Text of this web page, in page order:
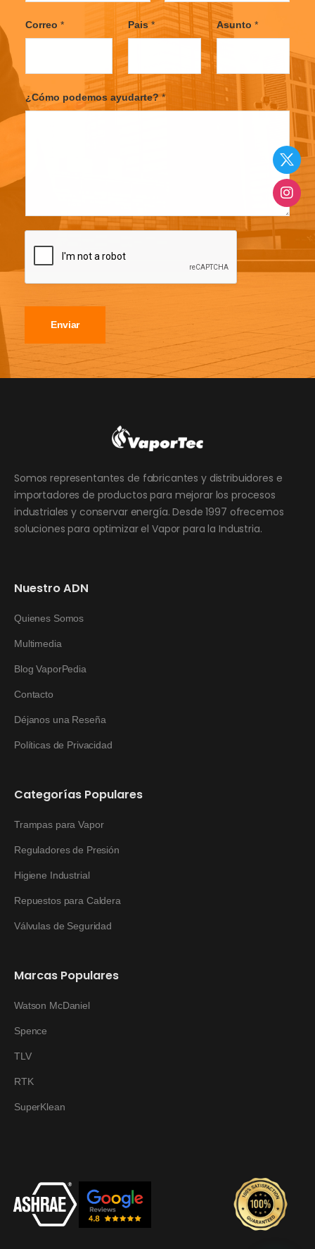
r
s
L
a
s
t
Correo * Pais* Asunto *
¿Cómo podemos ayudarte?*
Enviar
Somos representantes de fabricantes y distribuidores e
importadores de productos para mejorar los procesos
industriales y conservar energía. Desde 1997 ofrecemos
soluciones para optimizar el Vapor para la Industria.
Nuestro ADN
Quienes Somos
Multimedia
Blog VaporPedia
Contacto
Déjanos una Reseña
Políticas de Privacidad
Categorías Populares
Trampas para Vapor
Reguladores de Presión
Higiene Industrial
Repuestos para Caldera
Válvulas de Seguridad
Marcas Populares
Watson McDaniel
Spence
TLV
RTK
SuperKlean